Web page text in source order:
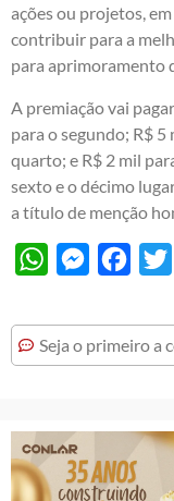
ações ou projetos,
contribuir para a
para aprimoramento
A premiação vai
para o segundo; R$
quarto; e R$ 2 mil
sexto e o décimo
a título de menção
WhatsAppMessenger
Seja o primeiro a